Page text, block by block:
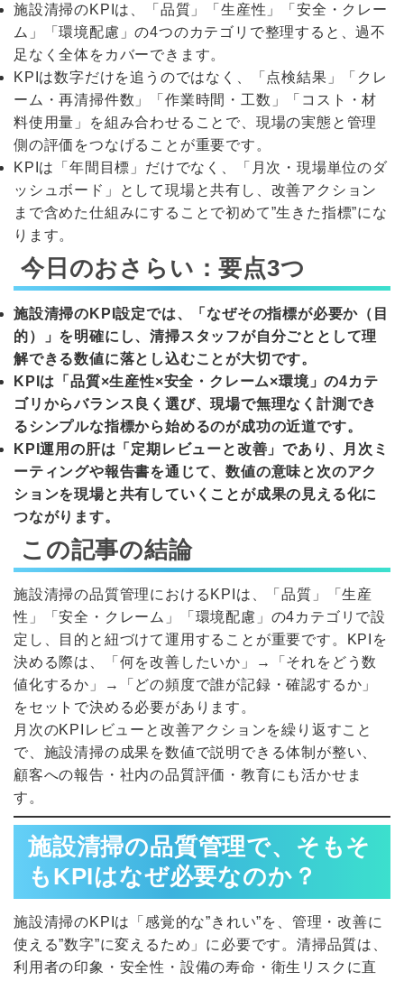
施設清掃のKPIは、「品質」「生産性」「安全・クレー
ム」「環境配慮」の4つのカテゴリで整理すると、過不
足なく全体をカバーできます。
KPIは数字だけを追うのではなく、「点検結果」「クレ
ーム・再清掃件数」「作業時間・工数」「コスト・材
料使用量」を組み合わせることで、現場の実態と管理
側の評価をつなげることが重要です。
KPIは「年間目標」だけでなく、「月次・現場単位のダ
ッシュボード」として現場と共有し、改善アクション
まで含めた仕組みにすることで初めて”生きた指標”にな
ります。
今日のおさらい：要点3つ
施設清掃のKPI設定では、「なぜその指標が必要か（目
的）」を明確にし、清掃スタッフが自分ごととして理
解できる数値に落とし込むことが大切です。
KPIは「品質×生産性×安全・クレーム×環境」の4カテ
ゴリからバランス良く選び、現場で無理なく計測でき
るシンプルな指標から始めるのが成功の近道です。
KPI運用の肝は「定期レビューと改善」であり、月次ミ
ーティングや報告書を通じて、数値の意味と次のアク
ションを現場と共有していくことが成果の見える化に
つながります。
この記事の結論
施設清掃の品質管理におけるKPIは、「品質」「生産
性」「安全・クレーム」「環境配慮」の4カテゴリで設
定し、目的と紐づけて運用することが重要です。KPIを
決める際は、「何を改善したいか」→「それをどう数
値化するか」→「どの頻度で誰が記録・確認するか」
をセットで決める必要があります。
月次のKPIレビューと改善アクションを繰り返すこと
で、施設清掃の成果を数値で説明できる体制が整い、
顧客への報告・社内の品質評価・教育にも活かせま
す。
施設清掃の品質管理で、そもそ
もKPIはなぜ必要なのか？
施設清掃のKPIは「感覚的な”きれい”を、管理・改善に
使える”数字”に変えるため」に必要です。清掃品質は、
利用者の印象・安全性・設備の寿命・衛生リスクに直